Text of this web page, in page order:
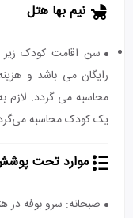
نیم بها هتل
محاسبه می گردد. لازم
یک کودک محاسبه
موارد تحت
صبحانه: سرو بوفه در